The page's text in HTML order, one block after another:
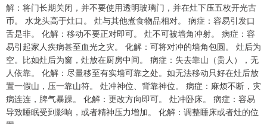
解：将门长期关闭，并不要使用透明玻璃门，并在灶下压五枚开光古
币。 水龙头高于灶口。 灶与其他煮食物品相对。 病症：容易引发口
舌是非。 化解：移动不要正对即可。 灶不可被墙角冲射。 病症：容
易引起家人疾病甚至血光之灾。 化解：可将对冲的墙角包圆。 灶后为
空。比如灶后为窗，灶放在厨房中间。 病症：失去靠山（贵人），无
人依靠。 化解：尽量移至有实墙可靠之处。如无法移动只好在灶后放
置一假山，压一靠山符。 灶冲神位、背靠神位。 病症：麻烦不断，灾
病连连，脾气暴躁。 化解：更改方向即可。 灶冲卧床。 病症：容易
导致睡眠受到影响，或者精神压力增加。 化解：调整睡床或者灶的位